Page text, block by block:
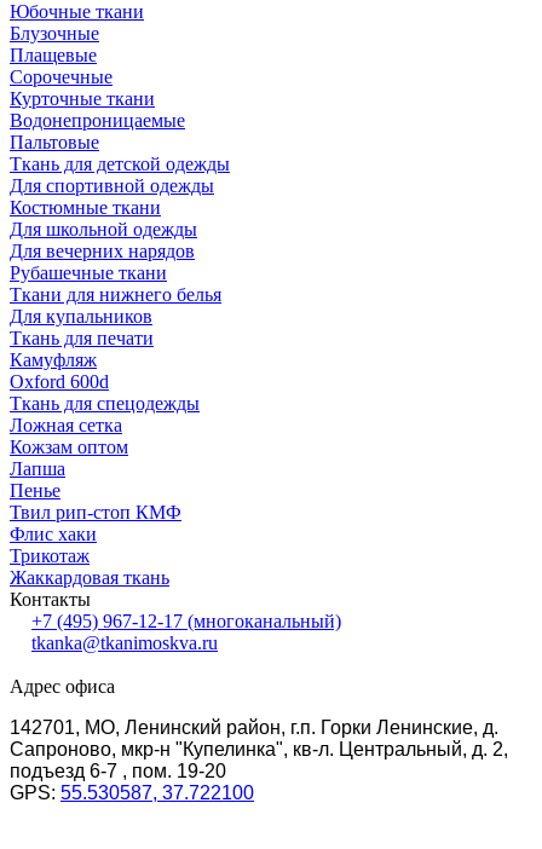
Юбочные ткани
Блузочные
Плащевые
Сорочечные
Курточные ткани
Водонепроницаемые
Пальтовые
Ткань для детской одежды
Для спортивной одежды
Костюмные ткани
Для школьной одежды
Для вечерних нарядов
Рубашечные ткани
Ткани для нижнего белья
Для купальников
Ткань для печати
Камуфляж
Oxford 600d
Ткань для спецодежды
Ложная сетка
Кожзам оптом
Лапша
Пенье
Твил рип-стоп КМФ
Флис хаки
Трикотаж
Жаккардовая ткань
Контакты
+7 (495) 967-12-17 (многоканальный)
tkanka@tkanimoskva.ru
Адрес офиса
142701, МО, Ленинский район, г.п. Горки Ленинские, д.
Сапроново, мкр-н "Купелинка", кв-л. Центральный, д. 2,
подъезд 6-7 , пом. 19-20
GPS: 55.530587, 37.722100